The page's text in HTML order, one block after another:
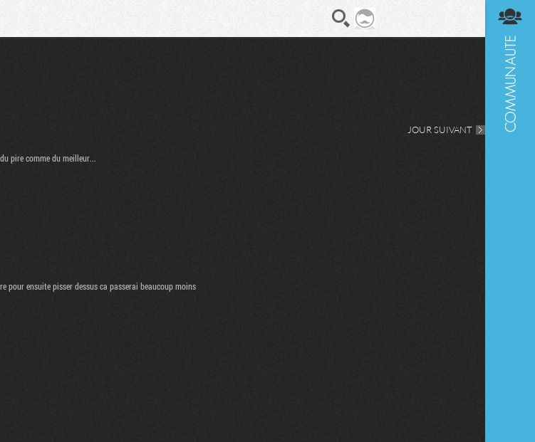
JOUR SUIVANT
pire comme du meilleur...
pour ensuite pisser dessus ca passerai beaucoup moins